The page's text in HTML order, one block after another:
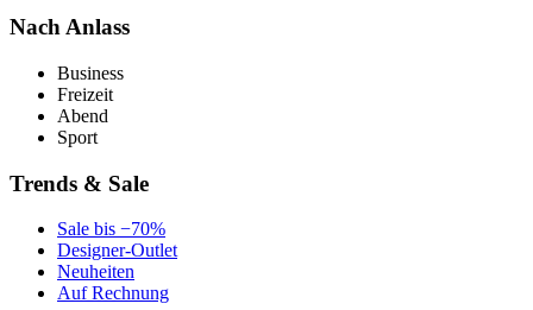
Nach Anlass
Business
Freizeit
Abend
Sport
Trends & Sale
Sale bis −70%
Designer-Outlet
Neuheiten
Auf Rechnung